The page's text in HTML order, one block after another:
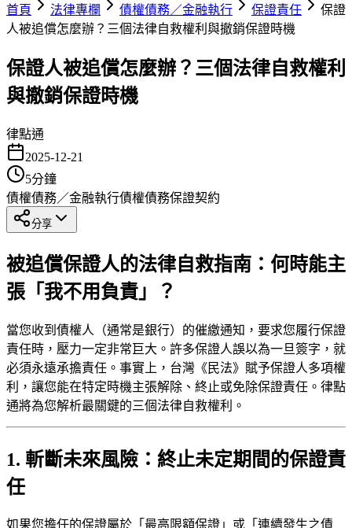
首頁
法律專欄 債權債務／金融執行 保證責任
保證
人被追償怎麼辦？三個法律自救權利與撤銷保證時機
保證人被追償怎麼辦？三個法律自救權利
與撤銷保證時機
律點通
2025-12-21
5分鐘
債權債務／金融執行債權債務保證契約
分享
被追償保證人的法律自救指南：何時能主
張「我不用負責」？
當您收到債權人（通常是銀行）的催繳通知，要求您履行保證
責任時，壓力一定非常巨大。許多保證人誤以為一旦簽字，就
必須永遠承擔責任。事實上，台灣《民法》賦予保證人多項權
利，讓您能在特定時機主張解除、終止或免除保證責任。律點
通將為您解析最關鍵的三個法律自救權利。
1. 斬斷未來風險：終止未定期間的保證責
任
如果您擔任的保證屬於「最高限額保證」或「連續發生之債